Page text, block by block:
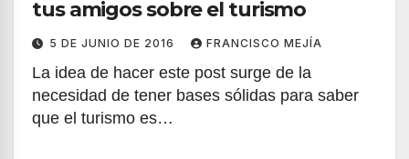
tus amigos sobre el turismo
5 DE JUNIO DE 2016 FRANCISCO MEJÍA
La idea de hacer este post surge de la
necesidad de tener bases sólidas para saber
que el turismo es…